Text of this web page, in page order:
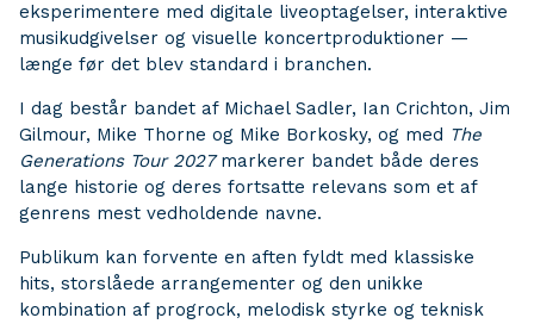
eksperimentere med digitale liveoptagelser, interaktive
musikudgivelser og visuelle koncertproduktioner —
længe før det blev standard i branchen.
I dag består bandet af Michael Sadler, Ian Crichton, Jim
Gilmour, Mike Thorne og Mike Borkosky, og med The
Generations Tour 2027markerer bandet både deres
lange historie og deres fortsatte relevans som et af
genrens mest vedholdende navne.
Publikum kan forvente en aften fyldt med klassiske
hits, storslåede arrangementer og den unikke
kombination af progrock, melodisk styrke og teknisk